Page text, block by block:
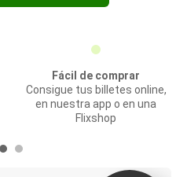
Fácil de comprar
Consigue tus billetes online,
en nuestra app o en una
Flixshop